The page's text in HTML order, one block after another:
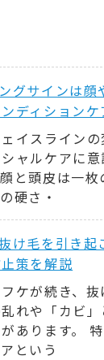
グサインは顔
ディションケ
イスラインの
ャルケアに
と頭皮は一
硬さ・
け毛を引き起
策を解説
ケが続き、
れや「カビ
あります。
という